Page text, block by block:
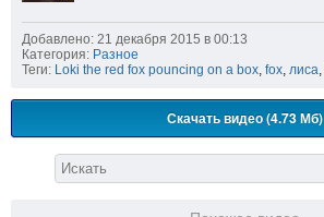
Добавлено: 21 декабря 2015 в 00:13
Категория: Разное
Теги: Loki the red fox pouncing on a box fox лиса
Скачать видео (4.73 Мб)